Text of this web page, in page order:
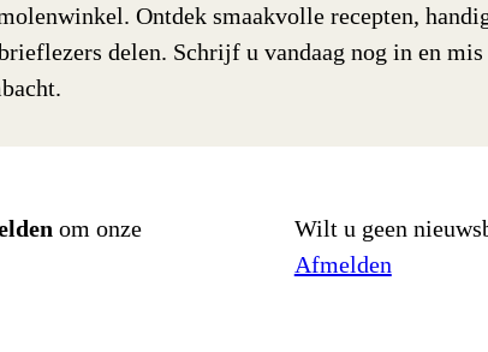
Ontdek smaakvolle recepten,
delen. Schrijf u vandaag nog in en
om onze
Wilt u geen
Afmelden